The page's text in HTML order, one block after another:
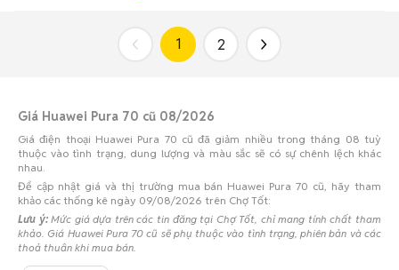
1 2
Giá Huawei Pura 70 cũ 08/2026
Giá điện thoại Huawei Pura 70 cũ đã giảm nhiều trong tháng 08 tuỳ
thuộc vào tình trạng, dung lượng và màu sắc sẽ có sự chênh lệch khác
nhau.
Để cập nhật giá và thị trường mua bán Huawei Pura 70 cũ, hãy tham
khảo các thống kê ngày 09/08/2026 trên Chợ Tốt:
Lưu ý:Mức giá dựa trên các tin đăng tại Chợ Tốt, chỉ mang tính chất tham
khảo. Giá Huawei Pura 70 cũ sẽ phụ thuộc vào tình trạng, phiên bản và các
thoả thuận khi mua bán.